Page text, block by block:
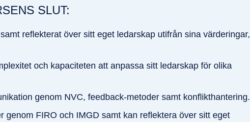
SLUT:
reflekterat över sitt eget ledarskap utifrån sina värderingar,
och kapaciteten att anpassa sitt ledarskap för olika
genom NVC, feedback-metoder samt konflikthantering.
FIRO och IMGD samt kan reflektera över sitt eget